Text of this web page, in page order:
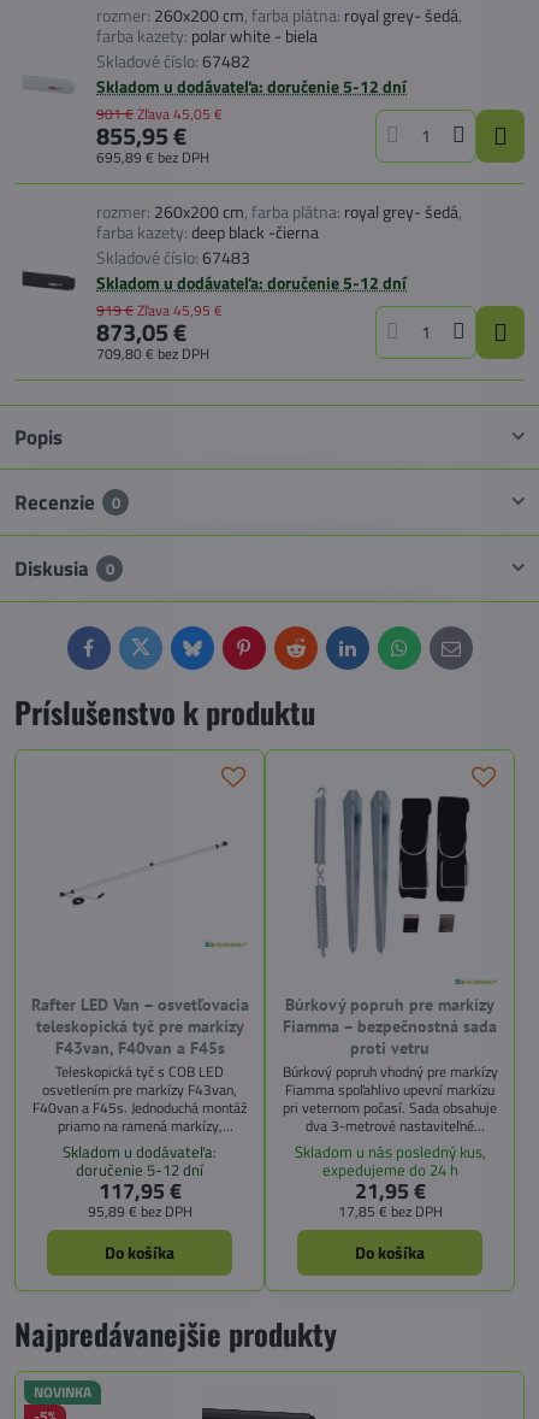
rozmer: 260x200 cm,farba plátna: royal grey- šedá,
farba kazety: polar white - biela
Skladové číslo:67482
Skladom u dodávateľa: doručenie 5-12 dní
901 €Zľava45,05 €
855,95 €
695,89 € bez DPH
rozmer: 260x200 cm,farba plátna: royal grey- šedá,
farba kazety:deep black -čierna
Skladové číslo:67483
Skladom u dodávateľa: doručenie 5-12 dní
919 €Zľava45,95 €
873,05 €
709,80 € bez DPH
Popis
Recenzie 0
Diskusia 0
FacebookTwitterBlueskyPinterestReddit LinkedInWhatsApp
E-
mail
Príslušenstvo k produktu
Rafter LED Van – osvetľovacia
teleskopická tyč pre markízy
F43van, F40van a F45s
Teleskopická tyč s COB LED
osvetlením pre markízy F43van,
F40van a F45s. Jednoduchá montáž
priamo na ramená markízy,
napájanie cez 12 V zásuvku
(zapaľovač). Neutrálne biele svetlo
4000 K, krytie IP65.
Skladom u dodávateľa:
doručenie 5-12 dní
117,95 €
95,89 € bez DPH
Do košíka
Búrkový popruh pre markízy
Fiamma – bezpečnostná sada
proti vetru
Búrkový popruh vhodný pre markízy
Fiamma spoľahlivo upevní markízu
pri veternom počasí. Sada obsahuje
dva 3-metrové nastaviteľné
popruhy, dve pružiny a dva kolíky
pre stabilné a bezpečné ukotvenie
bez poškodenia látky.
Skladom u nás posledný kus,
expedujeme do 24 h
21,95 €
17,85 € bez DPH
Do košíka
Najpredávanejšie produkty
NOVINKA